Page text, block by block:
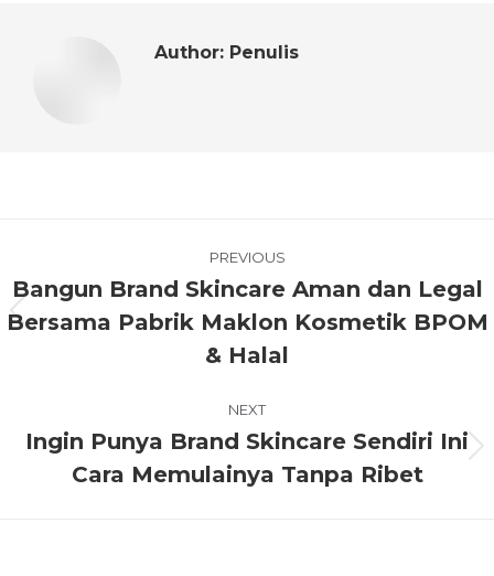
Author: Penulis
PREVIOUS
Bangun Brand Skincare Aman dan Legal
Bersama Pabrik Maklon Kosmetik BPOM
& Halal
NEXT
Ingin Punya Brand Skincare Sendiri Ini
Cara Memulainya Tanpa Ribet